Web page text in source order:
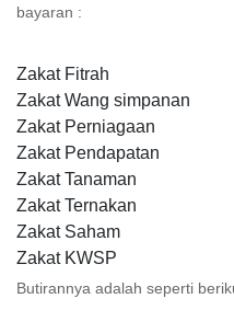
bayaran :
Zakat Fitrah
Zakat Wang simpanan
Zakat Perniagaan
Zakat Pendapatan
Zakat Tanaman
Zakat Ternakan
Zakat Saham
Zakat KWSP
Butirannya adalah seperti